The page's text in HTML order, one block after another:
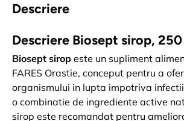
Descriere
Descriere Biosept sirop, 250
Biosept sirop este un supliment
FARES Orastie, conceput pentru a
organismului in lupta impotriva
o combinatie de ingrediente active
sirop este recomandat pentru